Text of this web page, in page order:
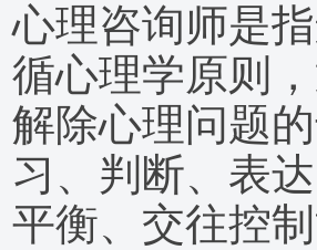
心理咨询师是
循心理学原则
解除心理问题
习、判断、表
平衡、交往控制